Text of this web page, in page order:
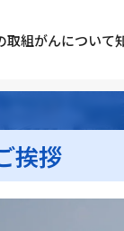
取組がんについて
挨拶